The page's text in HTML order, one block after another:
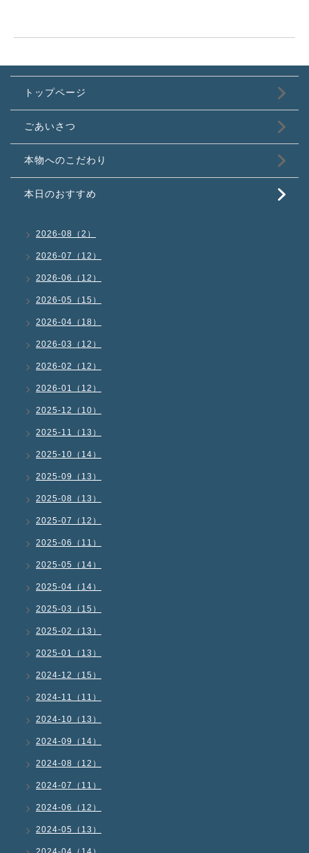
トップページ
ごあいさつ
本物へのこだわり
本日のおすすめ
2026-08（2）
2026-07（12）
2026-06（12）
2026-05（15）
2026-04（18）
2026-03（12）
2026-02（12）
2026-01（12）
2025-12（10）
2025-11（13）
2025-10（14）
2025-09（13）
2025-08（13）
2025-07（12）
2025-06（11）
2025-05（14）
2025-04（14）
2025-03（15）
2025-02（13）
2025-01（13）
2024-12（15）
2024-11（11）
2024-10（13）
2024-09（14）
2024-08（12）
2024-07（11）
2024-06（12）
2024-05（13）